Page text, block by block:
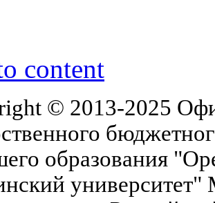
content
© 2013-2025
образования
университет"